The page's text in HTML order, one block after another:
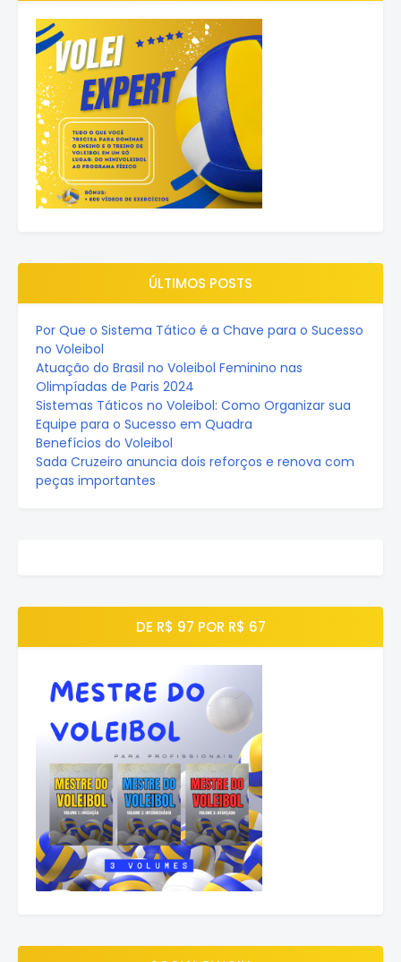
ÚLTIMOS POSTS
Por Que o Sistema Tático é a Chave para o Sucesso
no Voleibol
Atuação do Brasil no Voleibol Feminino nas
Olimpíadas de Paris 2024
Sistemas Táticos no Voleibol: Como Organizar sua
Equipe para o Sucesso em Quadra
Benefícios do Voleibol
Sada Cruzeiro anuncia dois reforços e renova com
peças importantes
DE R$ 97 POR R$ 67